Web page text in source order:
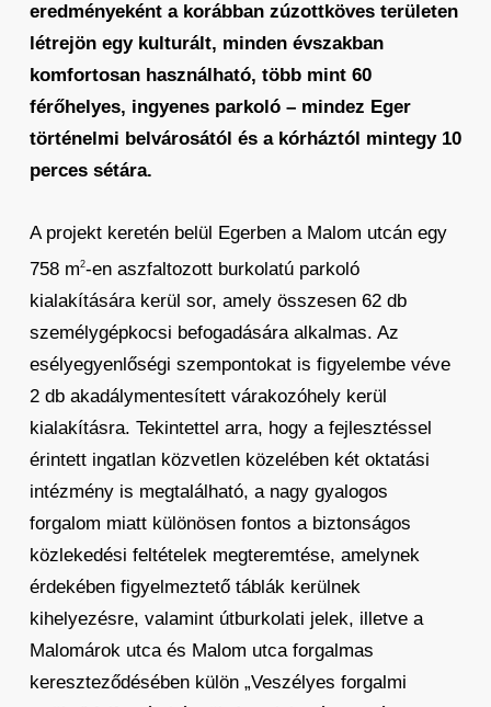
eredményeként a korábban zúzottköves területen
létrejön egy kulturált, minden évszakban
komfortosan használható, több mint 60
férőhelyes, ingyenes parkoló – mindez Eger
történelmi belvárosától és a kórháztól mintegy 10
perces sétára.
A projekt keretén belül Egerben a Malom utcán egy
758 m2-en aszfaltozott burkolatú parkoló
kialakítására kerül sor, amely összesen 62 db
személygépkocsi befogadására alkalmas. Az
esélyegyenlőségi szempontokat is figyelembe véve
2 db akadálymentesített várakozóhely kerül
kialakításra. Tekintettel arra, hogy a fejlesztéssel
érintett ingatlan közvetlen közelében két oktatási
intézmény is megtalálható, a nagy gyalogos
forgalom miatt különösen fontos a biztonságos
közlekedési feltételek megteremtése, amelynek
érdekében figyelmeztető táblák kerülnek
kihelyezésre, valamint útburkolati jelek, illetve a
Malomárok utca és Malom utca forgalmas
kereszteződésében külön „Veszélyes forgalmi